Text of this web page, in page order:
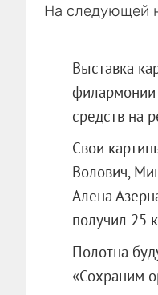
На следующей
Выставка
филармонии
средств на
Свои
Волович,
Алена
получил 25
Полотна
«Сохраним